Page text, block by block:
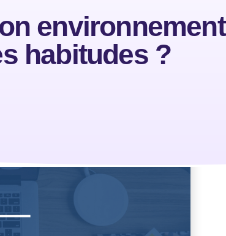
environnement
habitudes ?